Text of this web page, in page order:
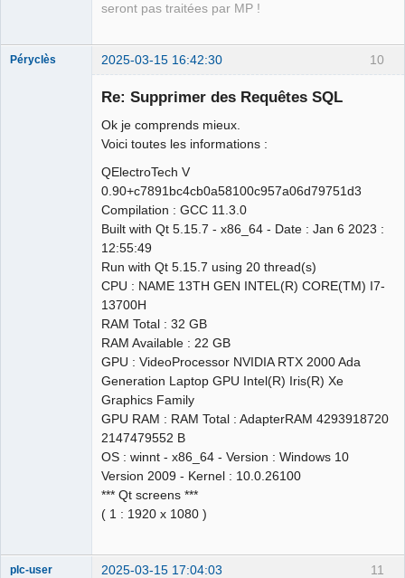
seront pas traitées par MP !
10
Péryclès 2025-03-15 16:42:30
Re: Supprimer des Requêtes SQL
Ok je comprends mieux.
Voici toutes les informations :
QElectroTech V
0.90+c7891bc4cb0a58100c957a06d79751d3
Compilation : GCC 11.3.0
Built with Qt 5.15.7 - x86_64 - Date : Jan 6 2023 :
12:55:49
Run with Qt 5.15.7 using 20 thread(s)
CPU : NAME 13TH GEN INTEL(R) CORE(TM) I7-
13700H
RAM Total : 32 GB
RAM Available : 22 GB
GPU : VideoProcessor NVIDIA RTX 2000 Ada
Generation Laptop GPU Intel(R) Iris(R) Xe
Graphics Family
GPU RAM : RAM Total : AdapterRAM 4293918720
2147479552 B
OS : winnt - x86_64 - Version : Windows 10
Version 2009 - Kernel : 10.0.26100
*** Qt screens ***
( 1 : 1920 x 1080 )
11
plc-user 2025-03-15 17:04:03